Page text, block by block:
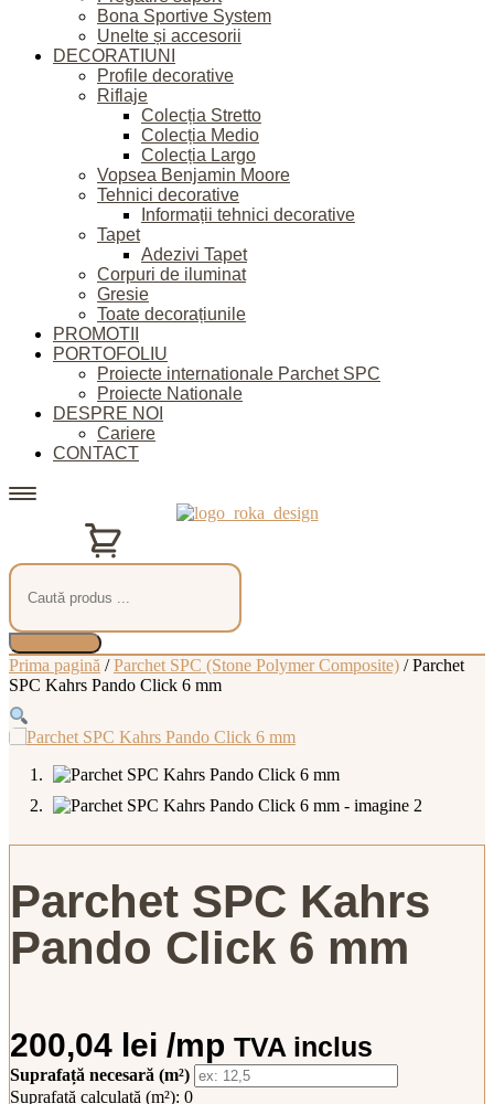
Bona Sportive System
Unelte și accesorii
DECORATIUNI
Profile decorative
Riflaje
Colecția Stretto
Colecția Medio
Colecția Largo
Vopsea Benjamin Moore
Tehnici decorative
Informații tehnici decorative
Tapet
Adezivi Tapet
Corpuri de iluminat
Gresie
Toate decorațiunile
PROMOTII
PORTOFOLIU
Proiecte internationale Parchet SPC
Proiecte Nationale
DESPRE NOI
Cariere
CONTACT
Products
search
Prima pagină /Parchet SPC (Stone Polymer Composite) / Parchet
SPC Kahrs Pando Click 6 mm
Parchet SPC Kahrs
Pando Click 6 mm
200,04 lei /mp TVA inclus
Suprafață necesară (m²)
Suprafață calculată (m²): 0